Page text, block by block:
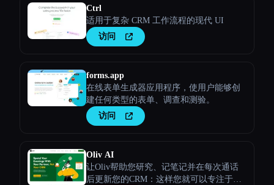
Ctrl
适用于复杂 CRM 工作流程的现代 UI
访问
forms.app
在线表单生成器应用程序，使用户能够创
建任何类型的表单、调查和测验。
访问
Oliv AI
让Oliv帮助您研究、记笔记并在每次通话
后更新您的CRM：这样您就可以专注于赢